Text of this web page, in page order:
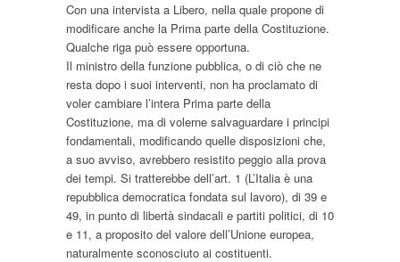
Con una intervista a Libero, nella quale propone di
modificare anche la Prima parte della Costituzione.
Qualche riga può essere opportuna.
Il ministro della funzione pubblica, o di ciò che ne
resta dopo i suoi interventi, non ha proclamato di
voler cambiare l’intera Prima parte della
Costituzione, ma di volerne salvaguardare i principi
fondamentali, modificando quelle disposizioni che,
a suo avviso, avrebbero resistito peggio alla prova
dei tempi. Si tratterebbe dell’art. 1 (L’Italia è una
repubblica democratica fondata sul lavoro), di 39 e
49, in punto di libertà sindacali e partiti politici, di 10
e 11, a proposito del valore dell’Unione europea,
naturalmente sconosciuto ai costituenti.